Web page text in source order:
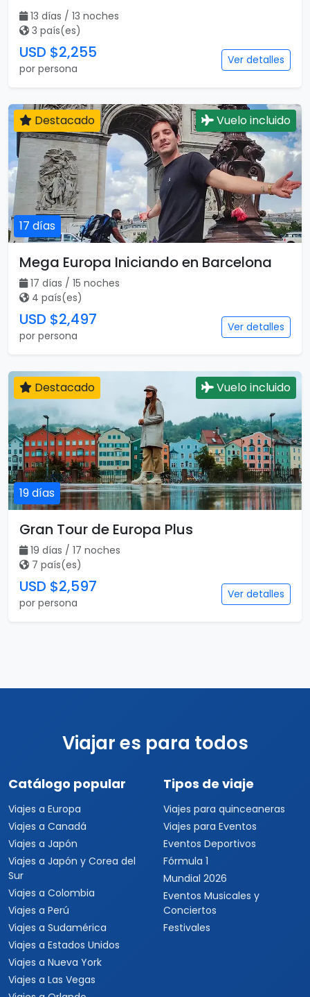
13 días / 13 noches
3 país(es)
USD $2,255
por persona
Ver detalles
17 días
Destacado Vuelo incluido
Mega Europa Iniciando en Barcelona
17 días / 15 noches
4 país(es)
USD $2,497
por persona
Ver detalles
19 días
Destacado Vuelo incluido
Gran Tour de Europa Plus
19 días / 17 noches
7 país(es)
USD $2,597
por persona
Ver detalles
Viajar es para todos
Catálogo popular
Viajes a Europa
Viajes a Canadá
Viajes a Japón
Viajes a Japón y Corea del
Sur
Viajes a Colombia
Viajes a Perú
Viajes a Sudamérica
Viajes a Estados Unidos
Viajes a Nueva York
Viajes a Las Vegas
Tipos de viaje
Viajes para quinceaneras
Viajes para Eventos
Eventos Deportivos
Fórmula 1
Mundial 2026
Eventos Musicales y
Conciertos
Festivales